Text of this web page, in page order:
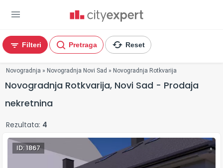
Filteri Pretraga Reset
You are here
Novogradnja » Novogradnja Novi Sad » Novogradnja Rotkvarija
Novogradnja Rotkvarija, Novi Sad - Prodaja
nekretnina
Rezultata: 4
ID: 1867